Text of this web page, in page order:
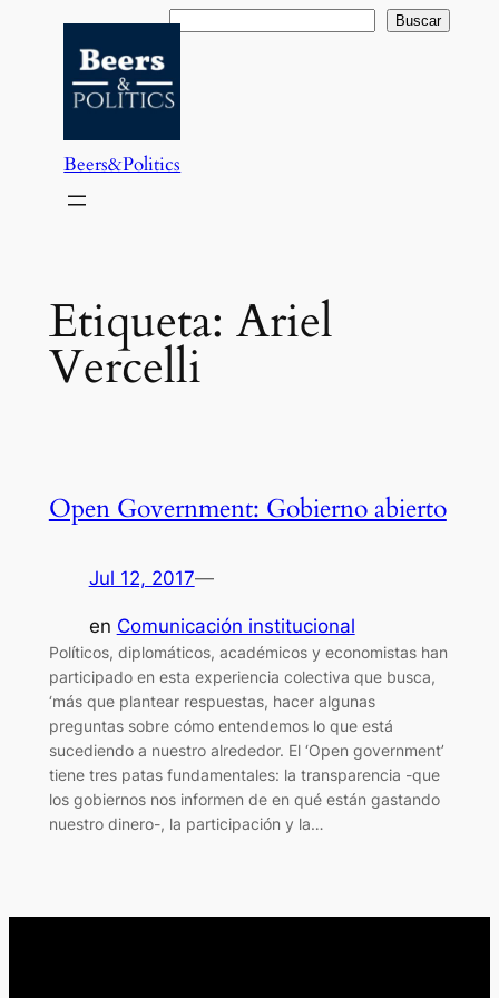
contenido
Buscar Buscar
Beers&Politics
Etiqueta: Ariel
Vercelli
Open Government: Gobierno abierto
Jul 12, 2017—
en Comunicación institucional
Políticos, diplomáticos, académicos y economistas han
participado en esta experiencia colectiva que busca,
‘más que plantear respuestas, hacer algunas
preguntas sobre cómo entendemos lo que está
sucediendo a nuestro alrededor. El ‘Open government’
tiene tres patas fundamentales: la transparencia -que
los gobiernos nos informen de en qué están gastando
nuestro dinero-, la participación y la…